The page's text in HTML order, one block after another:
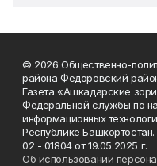
© 2026 Общественно-
района Фёдоровский
Газета «Ашкадарские
Федеральной службы по
информационных
Республике
02 - 01804 от 19.05.2025 г.
Об использовании